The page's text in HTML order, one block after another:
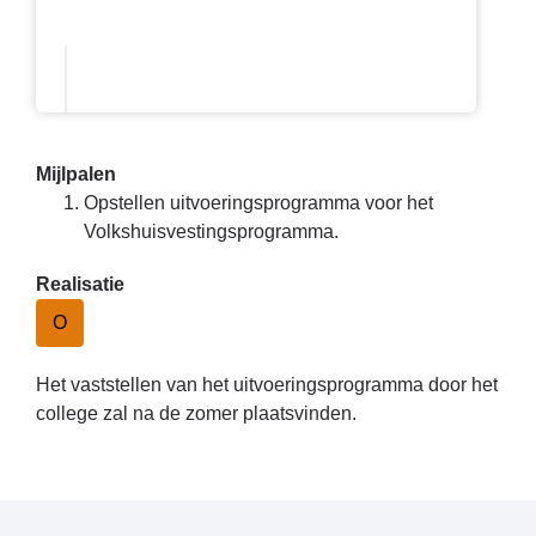
Mijlpalen
Opstellen uitvoeringsprogramma voor het
Volkshuisvestingsprogramma.
Realisatie
O
Het vaststellen van het uitvoeringsprogramma door het
college zal na de zomer plaatsvinden.